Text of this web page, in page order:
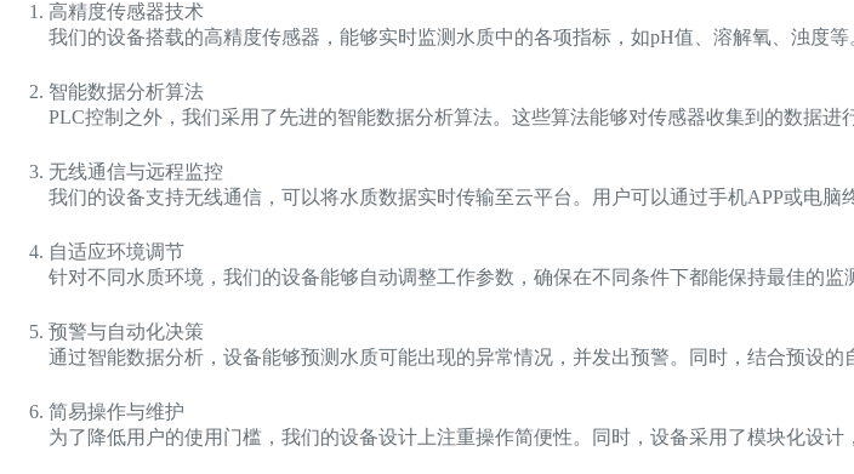
高精度传感器技术
我们的设备搭载的高精度传感器，能够实时监测水质中的各项指标，如pH值、溶解氧、浊度
智能数据分析算法
PLC控制之外，我们采用了先进的智能数据分析算法。这些算法能够对传感器收集到的数据
无线通信与远程监控
我们的设备支持无线通信，可以将水质数据实时传输至云平台。用户可以通过手机APP或电脑
自适应环境调节
针对不同水质环境，我们的设备能够自动调整工作参数，确保在不同条件下都能保持最佳的
预警与自动化决策
通过智能数据分析，设备能够预测水质可能出现的异常情况，并发出预警。同时，结合预设
简易操作与维护
为了降低用户的使用门槛，我们的设备设计上注重操作简便性。同时，设备采用了模块化设计